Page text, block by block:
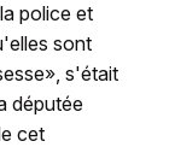
police et
sont
s'était
députée
cet